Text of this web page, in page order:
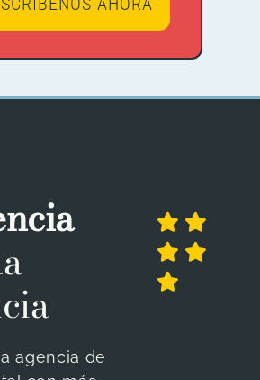
agencia de